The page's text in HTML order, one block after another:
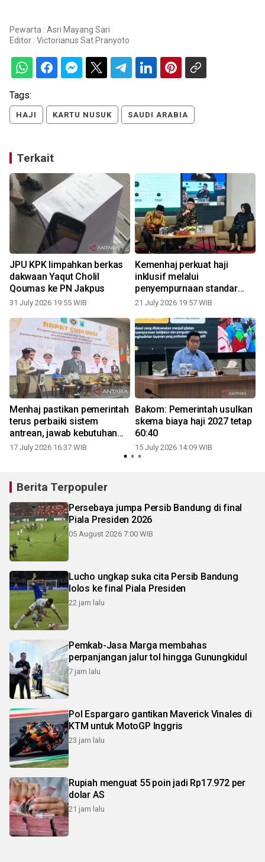
Pewarta : Asri Mayang Sari
Editor : Victorianus Sat Pranyoto
Tags:
HAJI KARTU NUSUK SAUDI ARABIA
Terkait
JPU KPK limpahkan berkas
dakwaan Yaqut Cholil
Qoumas ke PN Jakpus
31 July 2026 19:55 WIB
Kemenhaj perkuat haji
inklusif melalui
penyempurnaan standar
layanan
21 July 2026 19:57 WIB
Menhaj pastikan pemerintah
terus perbaiki sistem
antrean, jawab kebutuhan
haji
17 July 2026 16:37 WIB
Bakom: Pemerintah usulkan
skema biaya haji 2027 tetap
60:40
15 July 2026 14:09 WIB
Berita Terpopuler
Persebaya jumpa Persib Bandung di final
Piala Presiden 2026
05 August 2026 7:00 WIB
Lucho ungkap suka cita Persib Bandung
lolos ke final Piala Presiden
22 jam lalu
Pemkab-Jasa Marga membahas
perpanjangan jalur tol hingga Gunungkidul
7 jam lalu
Pol Espargaro gantikan Maverick Vinales di
KTM untuk MotoGP Inggris
23 jam lalu
Rupiah menguat 55 poin jadi Rp17.972 per
dolar AS
21 jam lalu